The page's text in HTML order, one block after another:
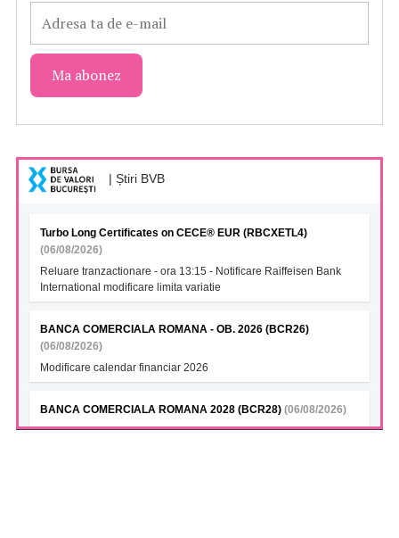
| Știri BVB
Turbo Long Certificates on CECE® EUR (RBCXETL4)
(06/08/2026)
Reluare tranzactionare - ora 13:15 - Notificare Raiffeisen Bank
International modificare limita variatie
BANCA COMERCIALA ROMANA - OB. 2026 (BCR26)
(06/08/2026)
Modificare calendar financiar 2026
BANCA COMERCIALA ROMANA 2028 (BCR28) (06/08/2026)
Modificare calendar financiar 2026